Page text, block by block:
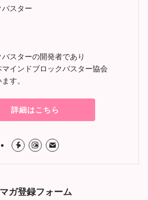
スター
スターの開発者であり
インドブロックバスター協会
す。
詳細はこちら
ガ登録フォーム